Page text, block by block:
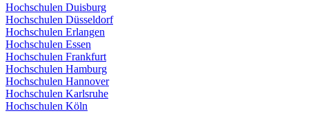
Hochschulen Duisburg
Hochschulen Düsseldorf
Hochschulen Erlangen
Hochschulen Essen
Hochschulen Frankfurt
Hochschulen Hamburg
Hochschulen Hannover
Hochschulen Karlsruhe
Hochschulen Köln